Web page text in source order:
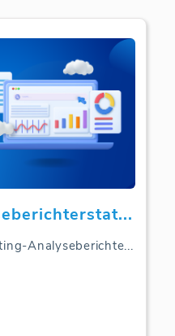
...
Analyseberichte...